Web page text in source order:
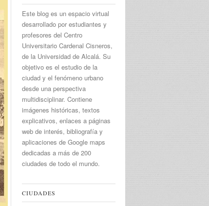
Este blog es un espacio virtual
desarrollado por estudiantes y
profesores del Centro
Universitario Cardenal Cisneros,
de la Universidad de Alcalá. Su
objetivo es el estudio de la
ciudad y el fenómeno urbano
desde una perspectiva
multidisciplinar. Contiene
imágenes históricas, textos
explicativos, enlaces a páginas
web de interés, bibliografía y
aplicaciones de Google maps
dedicadas a más de 200
ciudades de todo el mundo.
CIUDADES